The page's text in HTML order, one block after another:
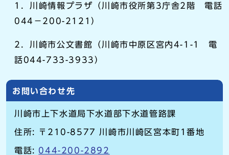
1．川崎情報プラザ（川崎市役所第3庁舎2階 電話
044－200-2121）
2．川崎市公文書館（川崎市中原区宮内4-1-1 電
話044-733-3933）
お問い合わせ先
川崎市上下水道局下水道部下水道管路課
住所: 〒210-8577 川崎市川崎区宮本町1番地
電話: 044-200-2892